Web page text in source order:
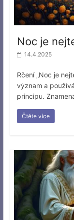
Noc je
14.4.2025
Rčení „Noc je
význam a
principu.
Čtěte více